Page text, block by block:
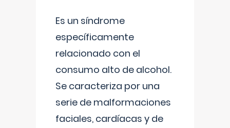
Es un síndrome
específicamente
relacionado con el
consumo alto de alcohol.
Se caracteriza por una
serie de malformaciones
faciales, cardíacas y de